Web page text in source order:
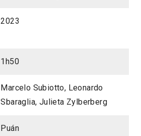
2023
1h50
Marcelo Subiotto, Leonardo
Sbaraglia, Julieta Zylberberg
Puán